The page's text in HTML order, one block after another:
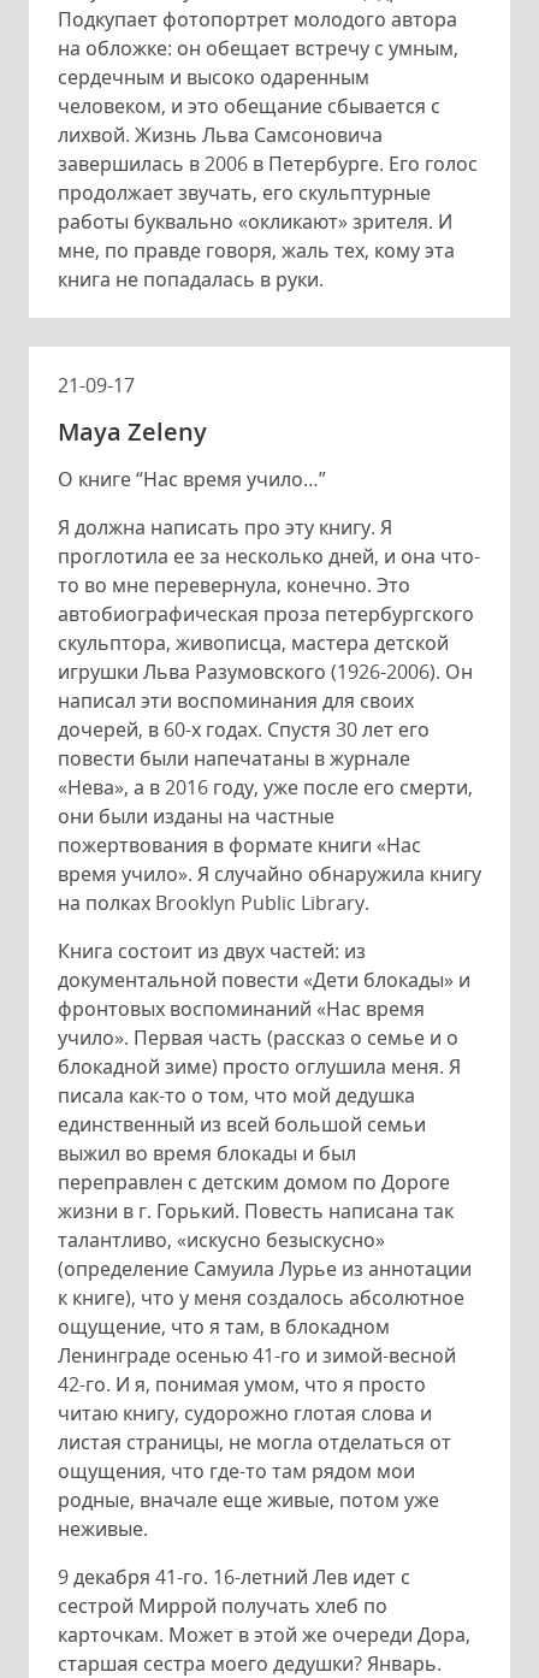
Подкупает фотопортрет молодого автора
на обложке: он обещает встречу с умным,
сердечным и высоко одаренным
человеком, и это обещание сбывается с
лихвой. Жизнь Льва Самсоновича
завершилась в 2006 в Петербурге. Его голос
продолжает звучать, его скульптурные
работы буквально «окликают» зрителя. И
мне, по правде говоря, жаль тех, кому эта
книга не попадалась в руки.
21-09-17
Maya Zeleny
О книге “Нас время учило…”
Я должна написать про эту книгу. Я
проглотила ее за несколько дней, и она что-
то во мне перевернула, конечно. Это
автобиографическая проза петербургского
скульптора, живописца, мастера детской
игрушки Льва Разумовского (1926-2006). Он
написал эти воспоминания для своих
дочерей, в 60-х годах. Спустя 30 лет его
повести были напечатаны в журнале
«Нева», а в 2016 году, уже после его смерти,
они были изданы на частные
пожертвования в формате книги «Нас
время учило». Я случайно обнаружила книгу
на полках Brooklyn Public Library.
Книга состоит из двух частей: из
документальной повести «Дети блокады» и
фронтовых воспоминаний «Нас время
учило». Первая часть (рассказ о семье и о
блокадной зиме) просто оглушила меня. Я
писала как-то о том, что мой дедушка
единственный из всей большой семьи
выжил во время блокады и был
переправлен с детским домом по Дороге
жизни в г. Горький. Повесть написана так
талантливо, «искусно безыскусно»
(определение Самуила Лурье из аннотации
к книге), что у меня создалось абсолютное
ощущение, что я там, в блокадном
Ленинграде осенью 41-го и зимой-весной
42-го. И я, понимая умом, что я просто
читаю книгу, судорожно глотая слова и
листая страницы, не могла отделаться от
ощущения, что где-то там рядом мои
родные, вначале еще живые, потом уже
неживые.
9 декабря 41-го. 16-летний Лев идет с
сестрой Миррой получать хлеб по
карточкам. Может в этой же очереди Дора,
старшая сестра моего дедушки? Январь.